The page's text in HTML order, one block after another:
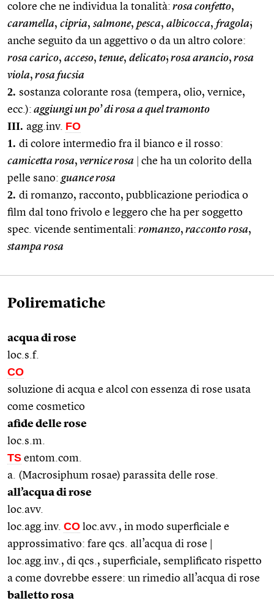
colore che ne individua la tonalità: rosa confetto,
caramella, cipria, salmone, pesca, albicocca, fragola;
anche seguito da un aggettivo o da un altro colore:
rosa carico, acceso, tenue, delicato; rosa arancio, rosa
viola, rosa fucsia
2. sostanza colorante rosa (tempera, olio, vernice,
ecc.): aggiungi un po’ di rosa a quel tramonto
III. agg.inv. FO
1. di colore intermedio fra il bianco e il rosso:
camicetta rosa, vernice rosa
che ha un colorito della
pelle sano: guance rosa
2. di romanzo, racconto, pubblicazione periodica o
film dal tono frivolo e leggero che ha per soggetto
spec. vicende sentimentali: romanzo, racconto rosa,
stampa rosa
Polirematiche
acqua di rose
loc.s.f.
CO
soluzione di acqua e alcol con essenza di rose usata
come cosmetico
afide delle rose
loc.s.m.
TS entom.com.
a. (Macrosiphum rosae) parassita delle rose.
all’acqua di rose
loc.avv.
loc.agg.inv. CO loc.avv., in modo superficiale e
approssimativo: fare qcs. all’acqua di rose |
loc.agg.inv., di qcs., superficiale, semplificato rispetto
a come dovrebbe essere: un rimedio all’acqua di rose
balletto rosa